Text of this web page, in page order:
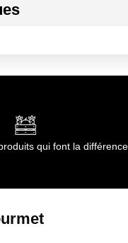
vierges 350 gsm
informations
qui font la différence